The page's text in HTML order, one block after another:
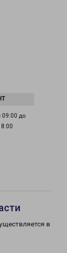
09:00 до
в